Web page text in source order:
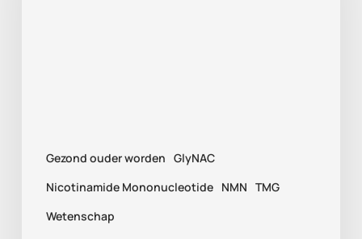
Gezond ouder worden GlyNAC
Nicotinamide Mononucleotide NMN TMG
Wetenschap